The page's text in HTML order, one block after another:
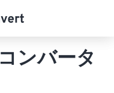
ンバータ